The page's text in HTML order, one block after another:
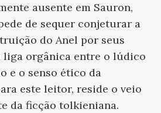
ausente em Sauron,
de sequer conjeturar a
do Anel por seus
liga orgânica entre o lúdico
e o senso ético da
este leitor, reside o veio
da ficção tolkieniana.